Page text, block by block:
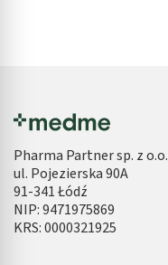
Pharma Partner sp. z o.o.
ul. Pojezierska 90A
91-341 Łódź
NIP: 9471975869
KRS: 0000321925